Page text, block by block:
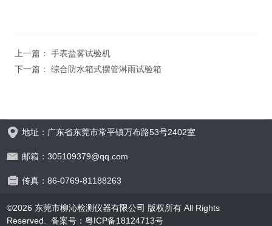
上一篇： 手表盐雾试验机
下一篇： 综合防水箱式摆管淋雨试验箱
地址：广东省东莞市常平镇万布路53号2402室
邮箱：305109379@qq.com
传真：86-0769-81188263
©2026 东莞市柳沁检测仪器有限公司 版权所有 All Rights
Reserved.备案号：粤ICP备18124713号